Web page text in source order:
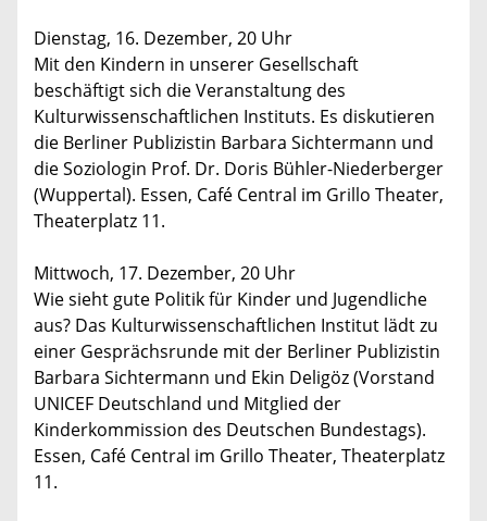
Dienstag, 16. Dezember, 20 Uhr
Mit den Kindern in unserer Gesellschaft
beschäftigt sich die Veranstaltung des
Kulturwissenschaftlichen Instituts. Es diskutieren
die Berliner Publizistin Barbara Sichtermann und
die Soziologin Prof. Dr. Doris Bühler-Niederberger
(Wuppertal). Essen, Café Central im Grillo Theater,
Theaterplatz 11.
Mittwoch, 17. Dezember, 20 Uhr
Wie sieht gute Politik für Kinder und Jugendliche
aus? Das Kulturwissenschaftlichen Institut lädt zu
einer Gesprächsrunde mit der Berliner Publizistin
Barbara Sichtermann und Ekin Deligöz (Vorstand
UNICEF Deutschland und Mitglied der
Kinderkommission des Deutschen Bundestags).
Essen, Café Central im Grillo Theater, Theaterplatz
11.